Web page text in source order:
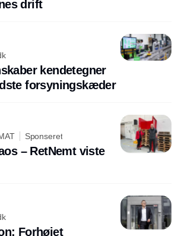
drift
kendetegner
forsyningskæder
Sponseret
– RetNemt viste
Forhøjet